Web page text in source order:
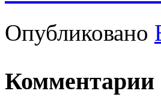
Опубликовано
Комментарии